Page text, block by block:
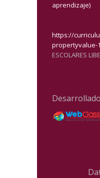
aprendizaje)
https://
propertyvalue-
ESCOLARES